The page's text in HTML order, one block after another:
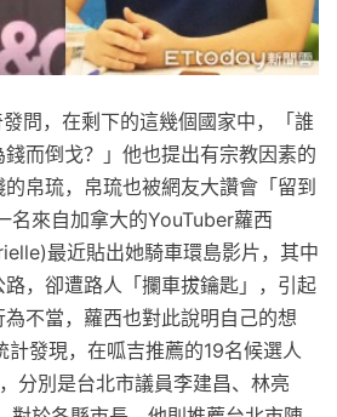
問，在剩下的這幾個國家中，「誰
而倒戈？」他也提出有宗教因素的
帛琉，帛琉也被網友大讚會「留到
名來自加拿大的YouTuber蘿西
最近貼出她騎車環島影片，其中
，卻遭路人「攔車拔鑰匙」，引起
不當，蘿西也對此說明自己的想
計發現，在呱吉推薦的19名候選人
分別是台北市議員李建昌、林亮